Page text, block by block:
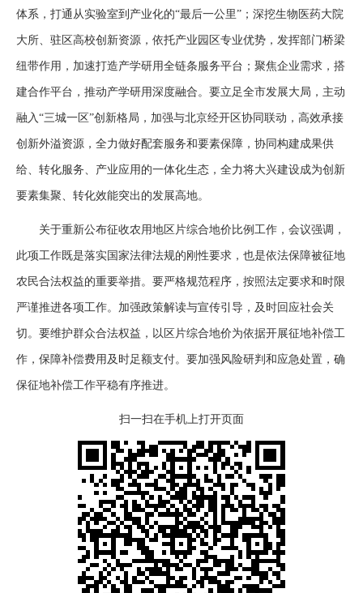
体系，打通从实验室到产业化的“最后一公里”；深挖生物医药大院
大所、驻区高校创新资源，依托产业园区专业优势，发挥部门桥梁
纽带作用，加速打造产学研用全链条服务平台；聚焦企业需求，搭
建合作平台，推动产学研用深度融合。要立足全市发展大局，主动
融入“三城一区”创新格局，加强与北京经开区协同联动，高效承接
创新外溢资源，全力做好配套服务和要素保障，协同构建成果供
给、转化服务、产业应用的一体化生态，全力将大兴建设成为创新
要素集聚、转化效能突出的发展高地。
关于重新公布征收农用地区片综合地价比例工作，会议强调，
此项工作既是落实国家法律法规的刚性要求，也是依法保障被征地
农民合法权益的重要举措。要严格规范程序，按照法定要求和时限
严谨推进各项工作。加强政策解读与宣传引导，及时回应社会关
切。要维护群众合法权益，以区片综合地价为依据开展征地补偿工
作，保障补偿费用及时足额支付。要加强风险研判和应急处置，确
保征地补偿工作平稳有序推进。
扫一扫在手机上打开页面